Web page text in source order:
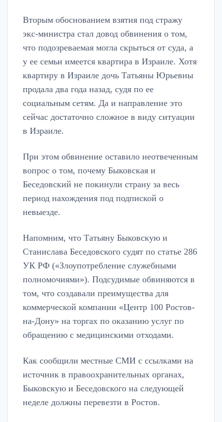
Вторым обоснованием взятия под стражу
экс-министра стал довод обвинения о том,
что подозреваемая могла скрыться от суда, а
у ее семьи имеется квартира в Израиле. Хотя
квартиру в Израиле дочь Татьяны Юрьевны
продала два года назад, судя по ее
социальным сетям. Да и направление это
сейчас достаточно сложное в виду ситуации
в Израиле.
При этом обвинение оставило неотвеченным
вопрос о том, почему Быковская и
Беседовский не покинули страну за весь
период нахождения под подпиской о
невыезде.
Напомним, что Татьяну Быковскую и
Станислава Беседовского судят по статье 286
УК РФ («Злоупотребление служебными
полномочиями»). Подсудимые обвиняются в
том, что создавали преимущества для
коммерческой компании «Центр 100 Ростов-
на-Дону» на торгах по оказанию услуг по
обращению с медицинскими отходами.
Как сообщили местные СМИ с ссылками на
источник в правоохранительных органах,
Быковскую и Беседовского на следующей
неделе должны перевезти в Ростов.